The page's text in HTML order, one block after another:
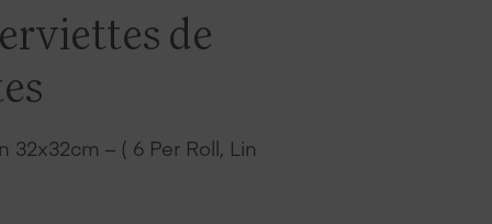
de
32x32cm – ( 6 Per Roll, Lin